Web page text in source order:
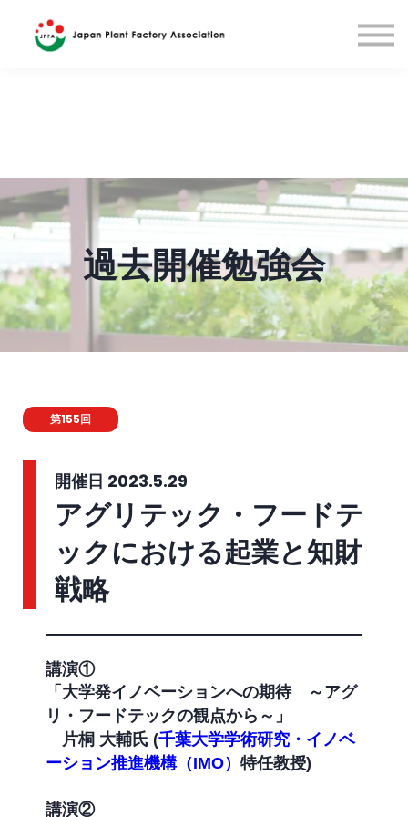
過去開催勉強会
第155回
開催日 2023.5.29
アグリテック・フードテ
ックにおける起業と知財
戦略
講演①
「大学発イノベーションへの期待 ～アグ
リ・フードテックの観点から～」
片桐 大輔氏 (千葉大学学術研究・イノベ
ーション推進機構（IMO） 特任教授)
講演②